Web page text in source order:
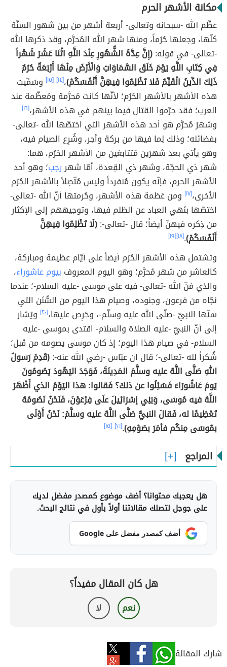
مكانة الأشهر الحرم
عظّم الله -سبحانه وتعالى- أربعة أشهر من بين شهور السنّة
كلّها، وجعلها حُرُماً، ومنها شهر الله المُحرَّم، وقد ذكرها الله
-تعالى- في قوله:(إِنَّ عِدَّةَ الشُّهُورِ عِنْدَ اللَّهِ اثْنَا عَشَرَ شَهْراً
فِي كِتَابِ اللَّهِ يَوْمَ خَلَقَ السَّمَاوَاتِ وَالْأَرْضَ مِنْهَا أَرْبَعَةٌ حُرُمٌ
ذَلِكَ الدِّينُ الْقَيِّمُ فَلا تَظْلِمُوا فِيهِنَّ أَنْفُسَكُمْ)،[١٤] [١٥]
وسُمِّيت
هذه الأشهر بالأشهر الحُرُم؛ لأنّها كانت مُحرَّمة ومُعظّمة عند
العرب؛ فقد حرّموا القتال فيما بينهم في هذه الأشهر،[١٦]
وشهرُ مُحرَّم هو أحد هذه الأشهر التي اختصّها الله -تعالى-
بفضائله؛ وذلك لِما فيها من بركة وأجر، وشُرِع الصيام فيه،
وهو يأتي بعد شهرَين مُتتابعَين من الأشهر الحُرُم، هما:
شهر ذي الحجّة، وشهر ذي القِعدة، أمّا شهررجب؛ وهو أحد
الأشهر الحرم، فإنّه يكون مُنفرداً وليس مُتّصِلاً بالأشهر الحُرُم
الأخرى،[١٧]
ومن عَظمة هذه الأشهر، وحُرمتها أنّ الله -تعالى-
اختصّها بنَهي العباد عن الظلم فيها، وتوجيههم إلى الإكثار
من ذِكره فيهنّ أيضاً؛ قال -تعالى-:(لَا تَظْلِمُوا فِيهِنَّ
أَنْفُسَكُمْ).[١٨] [١٩]
وتشتمل هذه الأشهر الحُرُم أيضاً على أيّام عظيمة ومباركة،
كالعاشر من شهر مُحرَّم؛ وهو اليوم المعروف بيوم عاشوراء،
والذي مَنّ الله -تعالى- فيه على موسى -عليه السلام-؛ عندما
نجّاه من فرعون، وجنوده، وصيام هذا اليوم من السُّنَن التي
سَنّها النبيّ -صلّى الله عليه وسلّم-، وحَرِص عليها،[٢٠]
ويُشار
إلى أنّ النبيّ -عليه الصلاة والسلام- اقتدى بموسى -عليه
السلام- في صيام هذا اليوم؛ إذ كان موسى يصومه من قَبل؛
شُكراً لله -تعالى-؛ قال ان عبّاس -رضي الله عنه-:(قَدِمَ رَسولُ
اللهِ صَلَّى اللَّهُ عليه وسلَّمَ المَدِينَةَ، فَوَجَدَ اليَهُودَ يَصُومُونَ
يَومَ عَاشُورَاءَ فَسُئِلُوا عن ذلكَ؟ فَقالوا: هذا اليَوْمُ الذي أَظْهَرَ
اللَّهُ فيه مُوسَى، وَبَنِي إسْرَائِيلَ علَى فِرْعَوْنَ، فَنَحْنُ نَصُومُهُ
تَعْظِيمًا له، فَقالَ النبيُّ صَلَّى اللَّهُ عليه وسلَّمَ: نَحْنُ أَوْلَى
بمُوسَى مِنكُم فأمَرَ بصَوْمِهِ).[٢١] [١٥]
المراجع
هل يعجبك محتوانا؟ أضف موضوع كمصدر مفضل لديك
على جوجل لتصلك مقالاتنا أولاً بأول في نتائج البحث.
أضف كمصدر مفضل على Google
هل كان المقال مفيداً؟
نعم لا
شارك المقالة